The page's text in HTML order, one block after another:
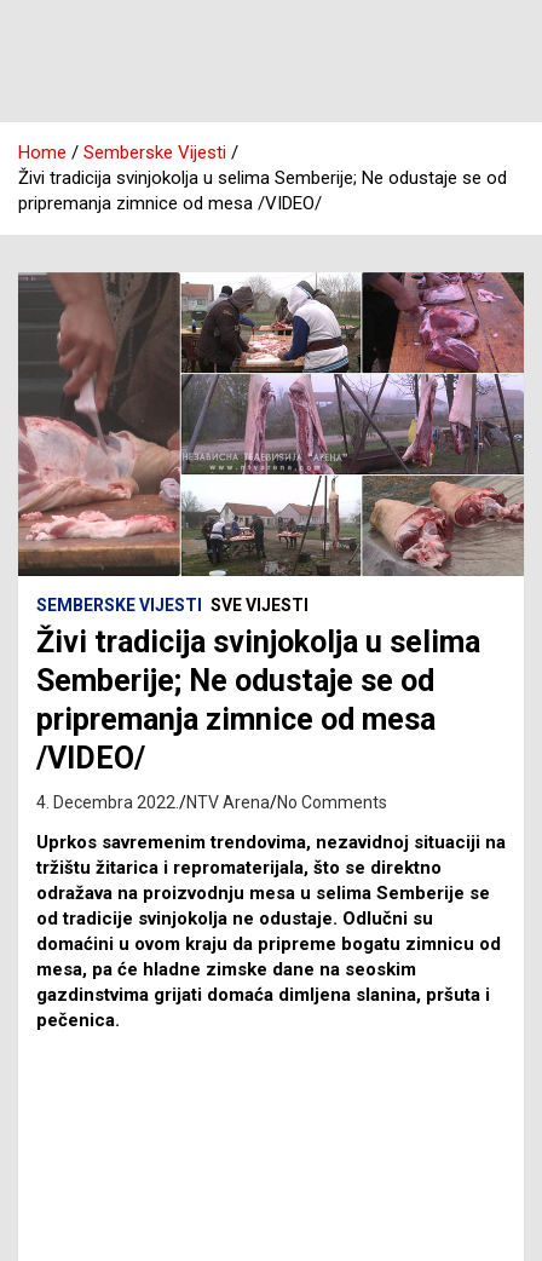
Home
Semberske Vijesti
Živi tradicija svinjokolja u selima Semberije; Ne odustaje se od
pripremanja zimnice od mesa /VIDEO/
SEMBERSKE VIJESTI SVE VIJESTI
Živi tradicija svinjokolja u selima
Semberije; Ne odustaje se od
pripremanja zimnice od mesa
/VIDEO/
4. Decembra 2022. NTV Arena No Comments
Uprkos savremenim trendovima, nezavidnoj situaciji na
tržištu žitarica i repromaterijala, što se direktno
odražava na proizvodnju mesa u selima Semberije se
od tradicije svinjokolja ne odustaje. Odlučni su
domaćini u ovom kraju da pripreme bogatu zimnicu od
mesa, pa će hladne zimske dane na seoskim
gazdinstvima grijati domaća dimljena slanina, pršuta i
pečenica.